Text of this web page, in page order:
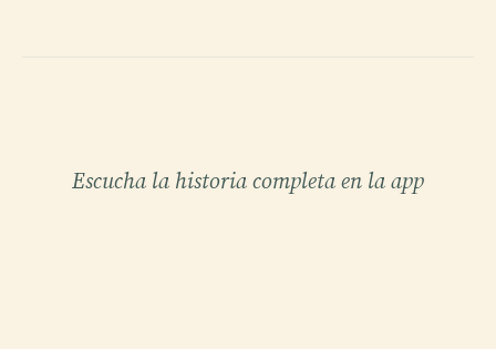
Escucha la historia completa en la app